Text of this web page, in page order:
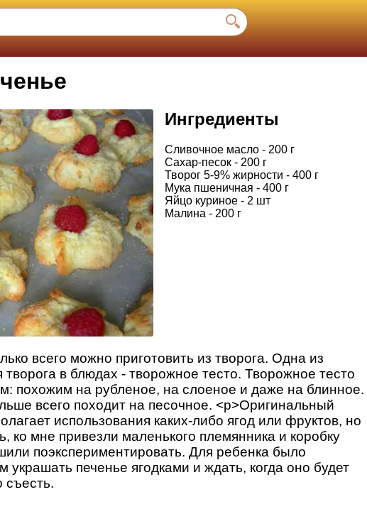
Ингредиенты
Сливочное масло - 200 г
Сахар-песок - 200 г
Творог 5-9% жирности - 400 г
Мука пшеничная - 400 г
Яйцо куриное - 2 шт
Малина - 200 г
всего можно приготовить из творога. Одна из
в блюдах - творожное тесто. Творожное тесто
похожим на рубленое, на слоеное и даже на блинное.
всего походит на песочное. <p>Оригинальный
использования каких-либо ягод или фруктов, но
ко мне привезли маленького племянника и коробку
поэкспериментировать. Для ребенка было
печенье ягодками и ждать, когда оно будет
съесть.